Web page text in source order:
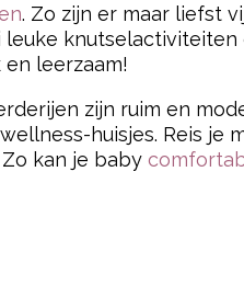
. Zo zijn er maar liefst
knutselactiviteiten
leerzaam!
zijn ruim en
huisjes. Reis je
kan je baby